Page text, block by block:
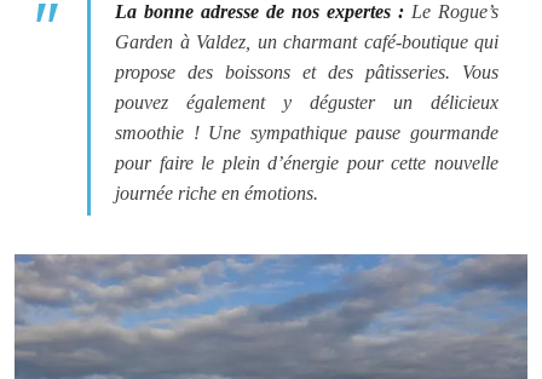
La bonne adresse de nos expertes : Le Rogue’s
Garden à Valdez, un charmant café-boutique qui
propose des boissons et des pâtisseries. Vous
pouvez également y déguster un délicieux
smoothie ! Une sympathique pause gourmande
pour faire le plein d’énergie pour cette nouvelle
journée riche en émotions.